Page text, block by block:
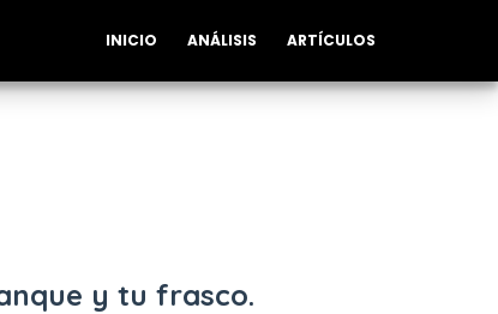
INICIO ANÁLISIS ARTÍCULOS
y tu frasco.